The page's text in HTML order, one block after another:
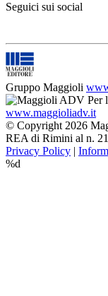
Seguici sui social
Gruppo Maggioli
Per
www.maggioliadv.it
© Copyright 2026
REA di Rimini al n.
Privacy Policy |
%d